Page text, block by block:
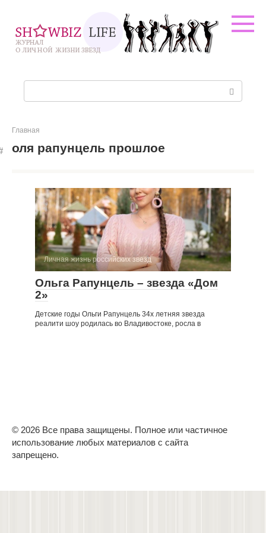
контенту
Главная
оля рапунцель прошлое
Личная жизнь российских звезд
Ольга Рапунцель – звезда «Дом
2»
Детские годы Ольги Рапунцель 34х летняя звезда
реалити шоу родилась во Владивостоке, росла в
© 2026 Все права защищены. Полное или частичное
использование любых материалов с сайта
запрещено.